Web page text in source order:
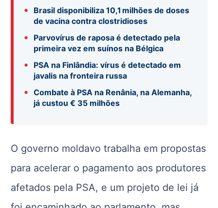
•
Brasil disponibiliza 10,1 milhões de doses
de vacina contra clostridioses
•
Parvovírus de raposa é detectado pela
primeira vez em suínos na Bélgica
•
PSA na Finlândia: vírus é detectado em
javalis na fronteira russa
•
Combate à PSA na Renânia, na Alemanha,
já custou € 35 milhões
O governo moldavo trabalha em propostas
para acelerar o pagamento aos produtores
afetados pela PSA, e um projeto de lei já